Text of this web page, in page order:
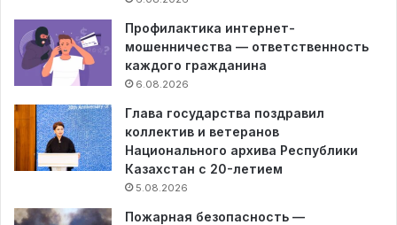
Профилактика интернет-
мошенничества — ответственность
каждого гражданина
6.08.2026
Глава государства поздравил
коллектив и ветеранов
Национального архива Республики
Казахстан с 20-летием
5.08.2026
Пожарная безопасность —